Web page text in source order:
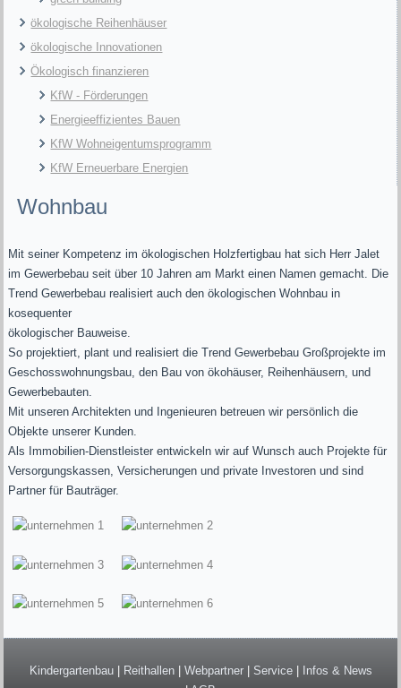
ökologische Reihenhäuser
ökologische Innovationen
Ökologisch finanzieren
KfW - Förderungen
Energieeffizientes Bauen
KfW Wohneigentumsprogramm
KfW Erneuerbare Energien
Wohnbau
Mit seiner Kompetenz im ökologischen Holzfertigbau hat sich Herr Jalet
im Gewerbebau seit über 10 Jahren am Markt einen Namen gemacht. Die
Trend Gewerbebau realisiert auch den ökologischen Wohnbau in
kosequenter
ökologischer Bauweise.
So projektiert, plant und realisiert die Trend Gewerbebau Großprojekte im
Geschosswohnungsbau, den Bau von ökohäuser, Reihenhäusern, und
Gewerbebauten.
Mit unseren Architekten und Ingenieuren betreuen wir persönlich die
Objekte unserer Kunden.
Als Immobilien-Dienstleister entwickeln wir auf Wunsch auch Projekte für
Versorgungskassen, Versicherungen und private Investoren und sind
Partner für Bauträger.
Kindergartenbau| Reithallen| Webpartner| Service|
Infos & News